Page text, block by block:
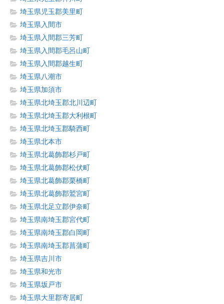
埼玉県児玉郡美里町
埼玉県入間市
埼玉県入間郡三芳町
埼玉県入間郡毛呂山町
埼玉県入間郡越生町
埼玉県八潮市
埼玉県加須市
埼玉県北埼玉郡北川辺町
埼玉県北埼玉郡大利根町
埼玉県北埼玉郡騎西町
埼玉県北本市
埼玉県北葛飾郡杉戸町
埼玉県北葛飾郡松伏町
埼玉県北葛飾郡栗橋町
埼玉県北葛飾郡鷲宮町
埼玉県北足立郡伊奈町
埼玉県南埼玉郡宮代町
埼玉県南埼玉郡白岡町
埼玉県南埼玉郡菖蒲町
埼玉県吉川市
埼玉県和光市
埼玉県坂戸市
埼玉県大里郡寄居町